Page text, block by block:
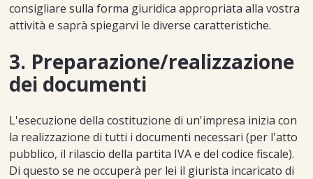
consigliare sulla forma giuridica appropriata alla vostra
attività e saprà spiegarvi le diverse caratteristiche.
3. Preparazione/realizzazione
dei documenti
L'esecuzione della costituzione di un'impresa inizia con
la realizzazione di tutti i documenti necessari (per l'atto
pubblico, il rilascio della partita IVA e del codice fiscale).
Di questo se ne occuperà per lei il giurista incaricato di